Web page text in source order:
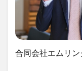
合同会社エムリン